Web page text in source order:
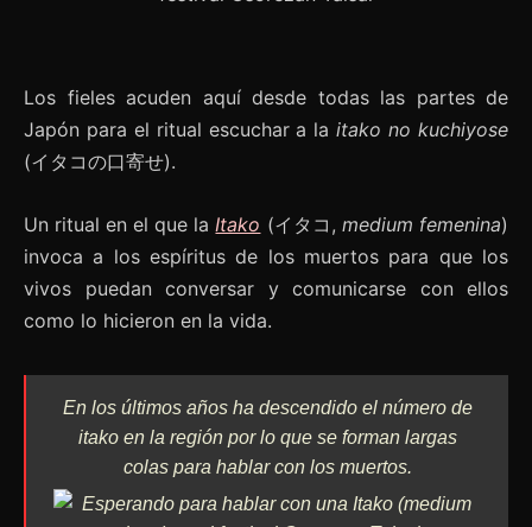
Los fieles acuden aquí desde todas las partes de
Japón para el ritual escuchar a la itako no kuchiyose
(イタコの口寄せ).
Un ritual en el que la Itako (イタコ, medium femenina)
invoca a los espíritus de los muertos para que los
vivos puedan conversar y comunicarse con ellos
como lo hicieron en la vida.
En los últimos años ha descendido el número de
itako en la región por lo que se forman largas
colas para hablar con los muertos.